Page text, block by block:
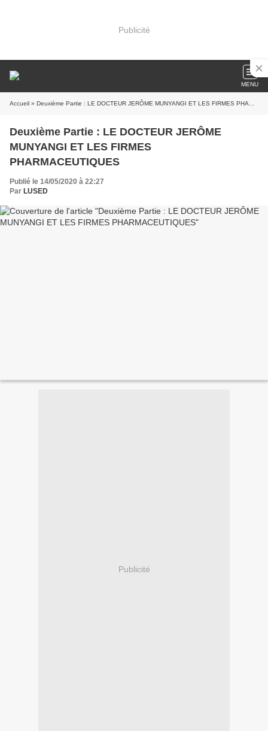
Publicité
MENU
Accueil » Deuxième Partie : LE DOCTEUR JERÔME MUNYANGI ET LES FIRMES PHARMACEUTIQUES
Deuxième Partie : LE DOCTEUR JERÔME
MUNYANGI ET LES FIRMES
PHARMACEUTIQUES
Publié le 14/05/2020 à 22:27
Par LUSED
Publicité